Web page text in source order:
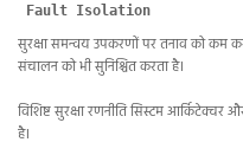
Fault Isolation
सुरक्षा समन्वय उपकरणों पर तनाव को कम
संचालन को भी सुनिश्चित करता है।
विशिष्ट सुरक्षा रणनीति सिस्टम
है।